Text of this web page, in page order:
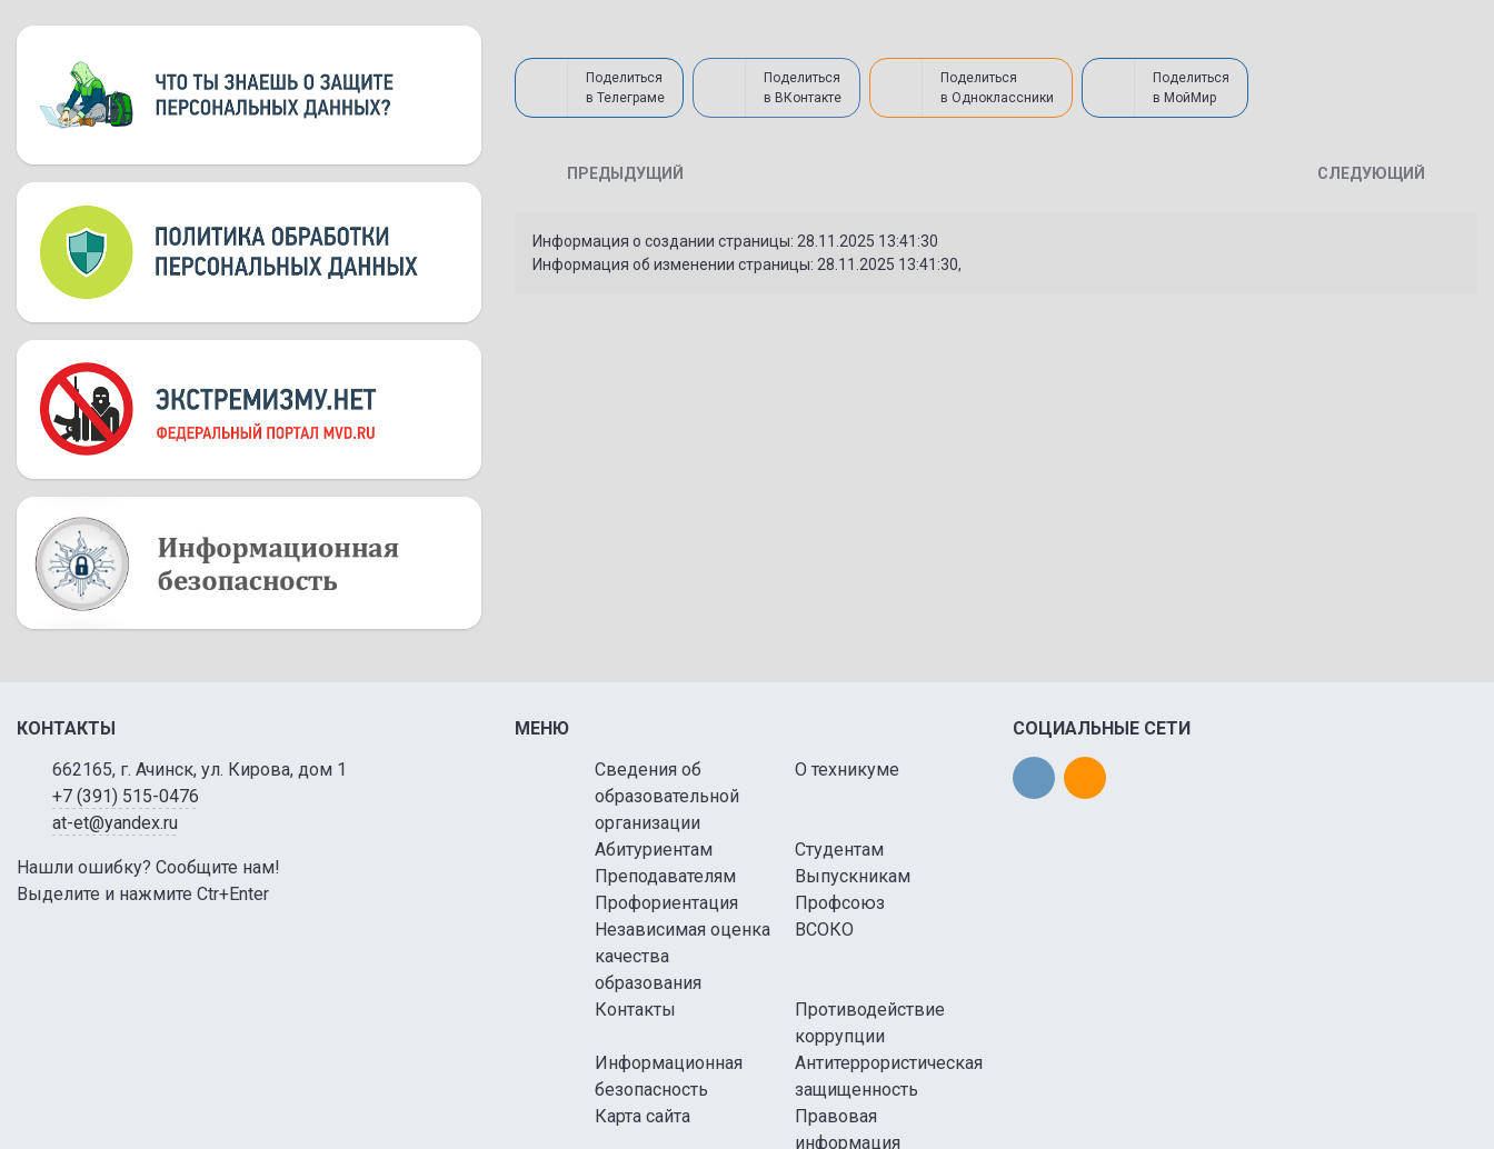
Поделиться
в Телеграме
Поделиться
в ВКонтакте
Поделиться
в Одноклассники
Поделиться
в МойМир
ПРЕДЫДУЩИЙ СЛЕДУЮЩИЙ
Информация о создании страницы: 28.11.2025 13:41:30
Информация об изменении страницы: 28.11.2025 13:41:30,
КОНТАКТЫ
662165, г. Ачинск, ул. Кирова, дом 1
+7 (391) 515-0476
at-et@yandex.ru
Нашли ошибку? Сообщите нам!
Выделите и нажмите Ctr+Enter
МЕНЮ
Сведения об
образовательной
организации
О техникуме
Абитуриентам
Студентам
Преподавателям
Выпускникам
Профориентация
Профсоюз
Независимая оценка
качества
образования
ВСОКО
Контакты
Противодействие
коррупции
Информационная
безопасность
Антитеррористическая
защищенность
Карта сайта
Правовая
информация
СОЦИАЛЬНЫЕ СЕТИ